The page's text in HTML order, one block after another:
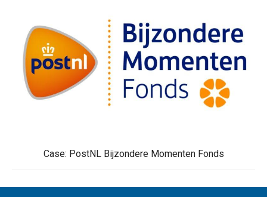
Case: PostNL Bijzondere Momenten Fonds